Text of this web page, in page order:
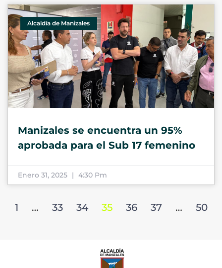
Alcaldía de Manizales
Manizales se encuentra un 95%
aprobada para el Sub 17 femenino
Enero 31, 2025 4:30 Pm
1 … 33 34 35 36 37 … 50